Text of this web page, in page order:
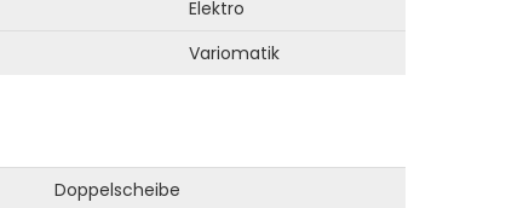
Elektro
Variomatik
Doppelscheibe